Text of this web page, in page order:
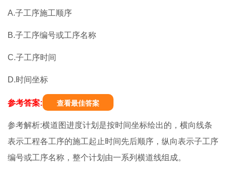
A.子工序施工顺序
B.子工序编号或工序名称
C.子工序时间
D.时间坐标
参考答案: 查看最佳答案
参考解析:横道图进度计划是按时间坐标绘出的，横向线条
表示工程各工序的施工起止时间先后顺序，纵向表示子工序
编号或工序名称，整个计划由一系列横道线组成。